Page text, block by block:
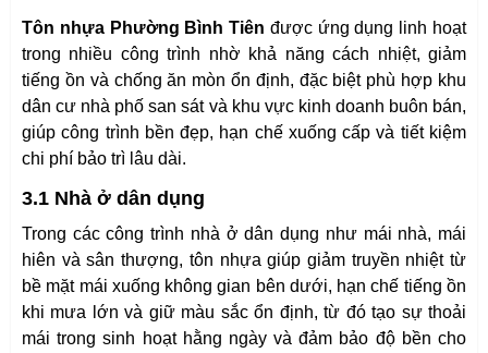
Tôn nhựa Phường Bình Tiên được ứng dụng linh hoạt
trong nhiều công trình nhờ khả năng cách nhiệt, giảm
tiếng ồn và chống ăn mòn ổn định, đặc biệt phù hợp khu
dân cư nhà phố san sát và khu vực kinh doanh buôn bán,
giúp công trình bền đẹp, hạn chế xuống cấp và tiết kiệm
chi phí bảo trì lâu dài.
3.1 Nhà ở dân dụng
Trong các công trình nhà ở dân dụng như mái nhà, mái
hiên và sân thượng, tôn nhựa giúp giảm truyền nhiệt từ
bề mặt mái xuống không gian bên dưới, hạn chế tiếng ồn
khi mưa lớn và giữ màu sắc ổn định, từ đó tạo sự thoải
mái trong sinh hoạt hằng ngày và đảm bảo độ bền cho